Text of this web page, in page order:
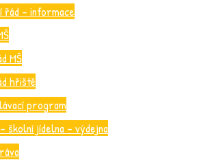
řád – informace
MŠ
hřiště
program
školní jídelna – výdejna